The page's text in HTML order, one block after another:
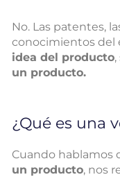
No. Las patentes,
conocimientos del
idea del producto
un producto.
¿Qué es una
Cuando hablamos
un producto, nos